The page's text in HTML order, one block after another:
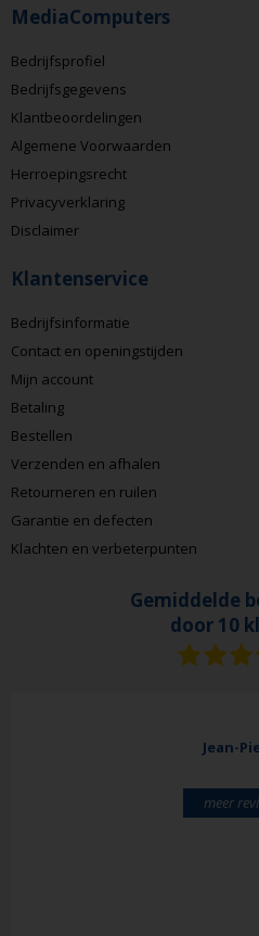
MediaComputers
Bedrijfsprofiel
Bedrijfsgegevens
Klantbeoordelingen
Algemene Voorwaarden
Herroepingsrecht
Privacyverklaring
Disclaimer
Klantenservice
Bedrijfsinformatie
Contact en openingstijden
Mijn account
Betaling
Bestellen
Verzenden en afhalen
Retourneren en ruilen
Garantie en defecten
Klachten en verbeterpunten
Gemiddelde
door 10
Jean-
meer